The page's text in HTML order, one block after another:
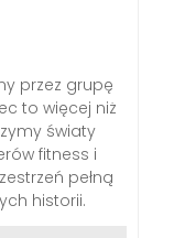
przez grupę
to więcej niż
światy
fitness i
pełną
historii.